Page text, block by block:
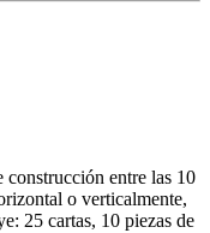
construcción entre las 10
o verticalmente,
25 cartas, 10 piezas de